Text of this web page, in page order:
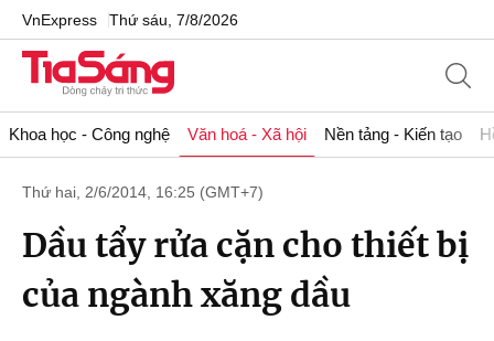
VnExpress Thứ sáu, 7/8/2026
Khoa học - Công nghệ Văn hoá - Xã hội Nền tảng - Kiến tạo
Thứ hai, 2/6/2014, 16:25 (GMT+7)
Dầu tẩy rửa cặn cho thiết bị
của ngành xăng dầu